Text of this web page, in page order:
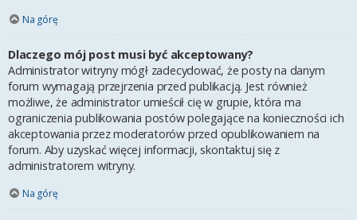
Na górę
Dlaczego mój post musi być akceptowany?
Administrator witryny mógł zadecydować, że posty na danym
forum wymagają przejrzenia przed publikacją. Jest również
możliwe, że administrator umieścił cię w grupie, która ma
ograniczenia publikowania postów polegające na konieczności ich
akceptowania przez moderatorów przed opublikowaniem na
forum. Aby uzyskać więcej informacji, skontaktuj się z
administratorem witryny.
Na górę